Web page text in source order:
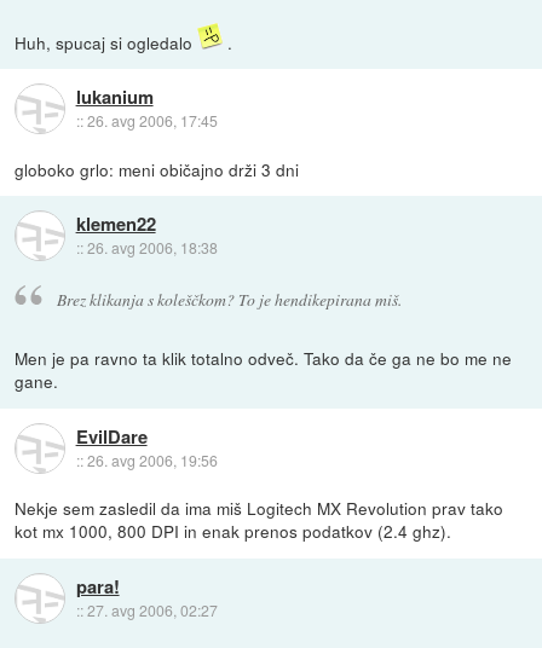
Huh, spucaj si ogledalo .
lukanium
::26. avg 2006, 17:45
globoko grlo: meni običajno drži 3 dni
klemen22
::26. avg 2006, 18:38
Brez klikanja s koleščkom? To je hendikepirana miš.
Men je pa ravno ta klik totalno odveč. Tako da če ga ne bo me ne
gane.
EvilDare
::26. avg 2006, 19:56
Nekje sem zasledil da ima miš Logitech MX Revolution prav tako
kot mx 1000, 800 DPI in enak prenos podatkov (2.4 ghz).
para!
::27. avg 2006, 02:27